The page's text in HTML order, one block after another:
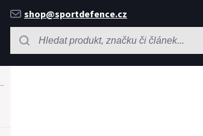
shop@sportdefence.cz